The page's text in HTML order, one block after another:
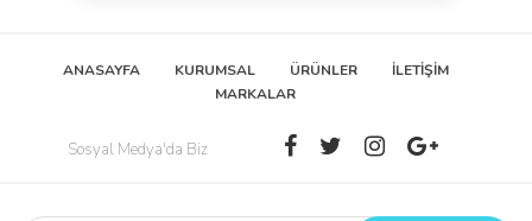
ANASAYFA KURUMSAL ÜRÜNLER
İLETİŞİM
MARKALAR
Sosyal Medya'da Biz